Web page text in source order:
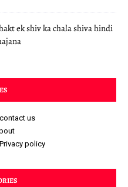
ek shiv ka chala shiva hindi
contact us
Privacy policy